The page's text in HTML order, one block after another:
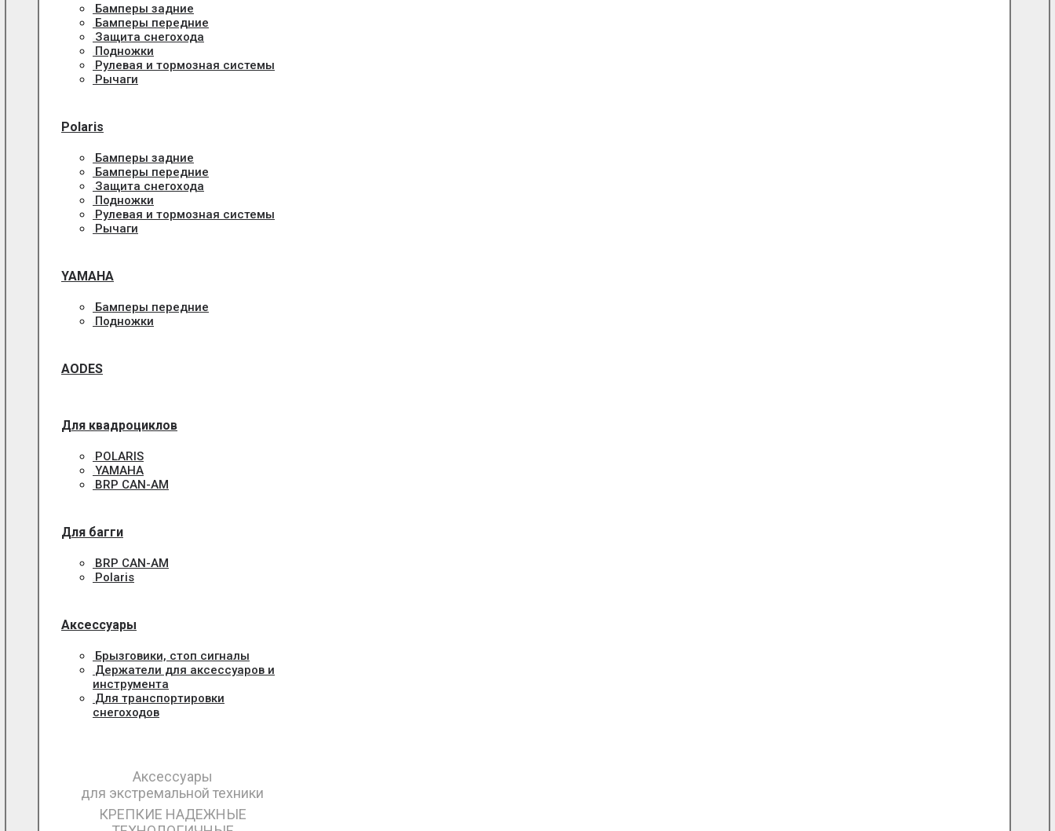
Бамперы задние
Бамперы передние
Защита снегохода
Подножки
Рулевая и тормозная системы
Рычаги
Polaris
Бамперы задние
Бамперы передние
Защита снегохода
Подножки
Рулевая и тормозная системы
Рычаги
YAMAHA
Бамперы передние
Подножки
AODES
Для квадроциклов
POLARIS
YAMAHA
BRP CAN-AM
Для багги
BRP CAN-AM
Polaris
Аксессуары
Брызговики, стоп сигналы
Держатели для аксессуаров и
инструмента
Для транспортировки
снегоходов
Аксессуары
для экстремальной техники
КРЕПКИЕ НАДЕЖНЫЕ